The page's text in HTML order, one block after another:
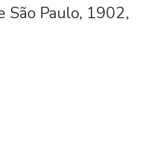
Estatísticas
São Paulo, 1902,